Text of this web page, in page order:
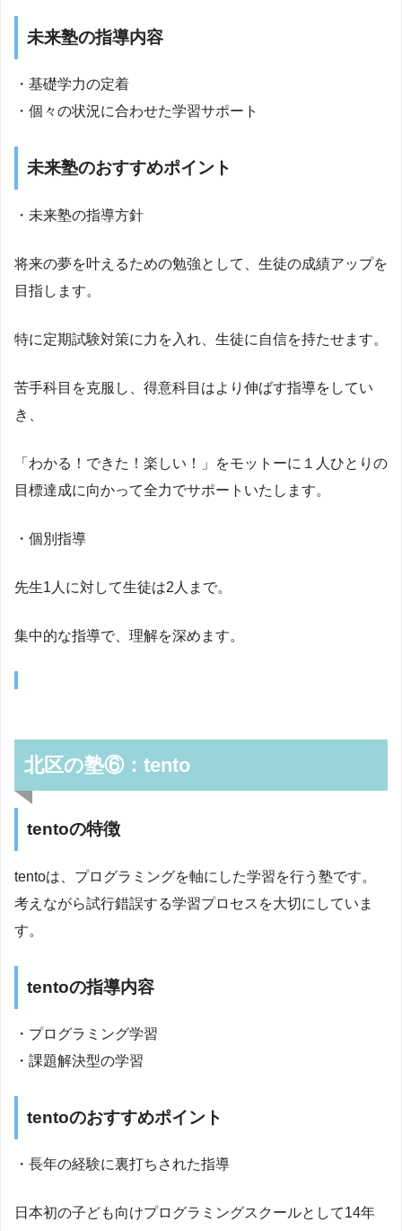
未来塾の指導内容
・基礎学力の定着
・個々の状況に合わせた学習サポート
未来塾のおすすめポイント
・未来塾の指導方針
将来の夢を叶えるための勉強として、生徒の成績アップを
目指します。
特に定期試験対策に力を入れ、生徒に自信を持たせます。
苦手科目を克服し、得意科目はより伸ばす指導をしてい
き、
「わかる！できた！楽しい！」をモットーに１人ひとりの
目標達成に向かって全力でサポートいたします。
・個別指導
先生1人に対して生徒は2人まで。
集中的な指導で、理解を深めます。
北区の塾⑥：tento
tentoの特徴
tentoは、プログラミングを軸にした学習を行う塾です。
考えながら試行錯誤する学習プロセスを大切にしていま
す。
tentoの指導内容
・プログラミング学習
・課題解決型の学習
tentoのおすすめポイント
・長年の経験に裏打ちされた指導
日本初の子ども向けプログラミングスクールとして14年